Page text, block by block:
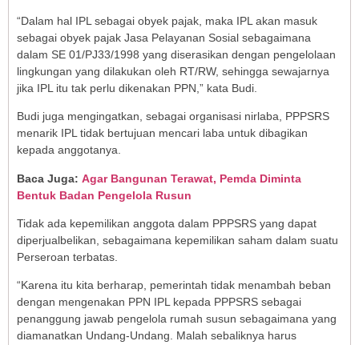
“Dalam hal IPL sebagai obyek pajak, maka IPL akan masuk
sebagai obyek pajak Jasa Pelayanan Sosial sebagaimana
dalam SE 01/PJ33/1998 yang diserasikan dengan pengelolaan
lingkungan yang dilakukan oleh RT/RW, sehingga sewajarnya
jika IPL itu tak perlu dikenakan PPN,” kata Budi.
Budi juga mengingatkan, sebagai organisasi nirlaba, PPPSRS
menarik IPL tidak bertujuan mencari laba untuk dibagikan
kepada anggotanya.
Baca Juga: Agar Bangunan Terawat, Pemda Diminta
Bentuk Badan Pengelola Rusun
Tidak ada kepemilikan anggota dalam PPPSRS yang dapat
diperjualbelikan, sebagaimana kepemilikan saham dalam suatu
Perseroan terbatas.
“Karena itu kita berharap, pemerintah tidak menambah beban
dengan mengenakan PPN IPL kepada PPPSRS sebagai
penanggung jawab pengelola rumah susun sebagaimana yang
diamanatkan Undang-Undang. Malah sebaliknya harus